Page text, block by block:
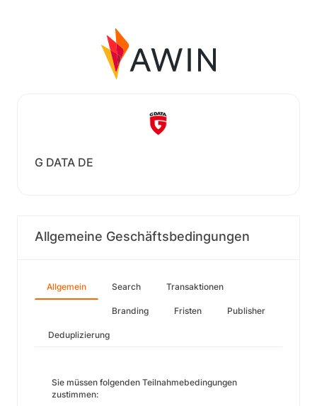
G DATA DE
Allgemeine Geschäftsbedingungen
Allgemein Search Transaktionen
Branding Fristen Publisher
Deduplizierung
Sie müssen folgenden Teilnahmebedingungen
zustimmen: